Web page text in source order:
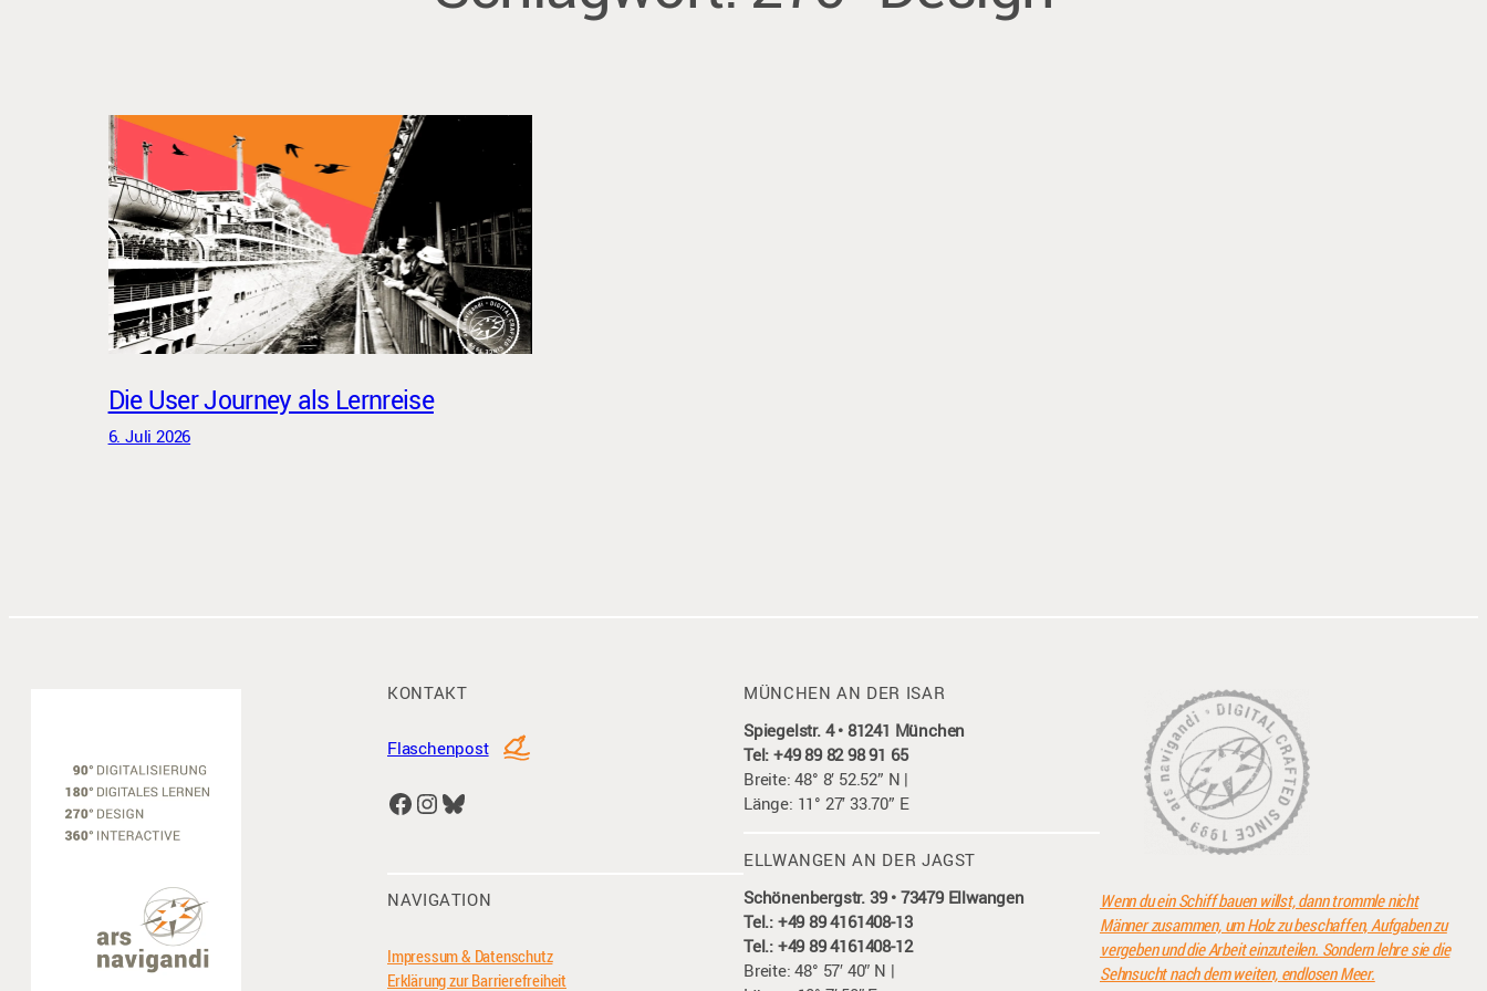
Die User Journey als Lernreise
6. Juli 2026
KONTAKT
Flaschenpost
Facebook InstagramBluesky
NAVIGATION
Impressum & Datenschutz
Erklärung zur Barrierefreiheit
MÜNCHEN AN DER ISAR
Spiegelstr. 4 • 81241 München
Tel: +49 89 82 98 91 65
Breite: 48° 8′ 52.52” N |
Länge: 11° 27′ 33.70” E
ELLWANGEN AN DER JAGST
Schönenbergstr. 39 • 73479 Ellwangen
Tel.: +49 89 4161408-13
Tel.: +49 89 4161408-12
Breite: 48° 57′ 40″ N |
Wenn du ein Schiff bauen willst, dann trommle nicht
Männer zusammen, um Holz zu beschaffen, Aufgaben zu
vergeben und die Arbeit einzuteilen. Sondern lehre sie die
Sehnsucht nach dem weiten, endlosen Meer.